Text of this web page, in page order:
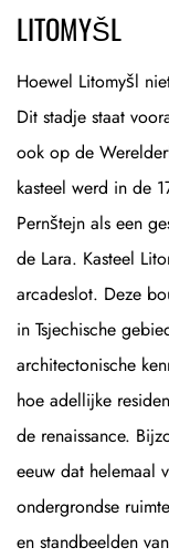
LITOMYŠL
Hoewel Litomyšl
Dit stadje staat
ook op de
kasteel werd in de
Pernštejn als een
de Lara. Kasteel
arcadeslot. Deze
in Tsjechische
architectonische
hoe adellijke
de renaissance.
eeuw dat helemaal
ondergrondse
en standbeelden